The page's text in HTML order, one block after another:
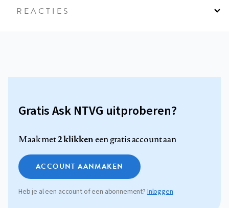
REACTIES
Gratis Ask NTVG uitproberen?
Maak met2 klikkeneen gratis account aan
ACCOUNT AANMAKEN
Heb je al een account of een abonnement?Inloggen